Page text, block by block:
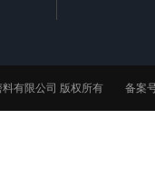
料有限公司 版权所有 备案